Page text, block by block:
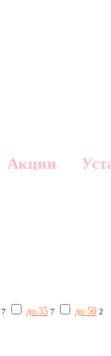
Акции
7 до 35 7 до 50 2